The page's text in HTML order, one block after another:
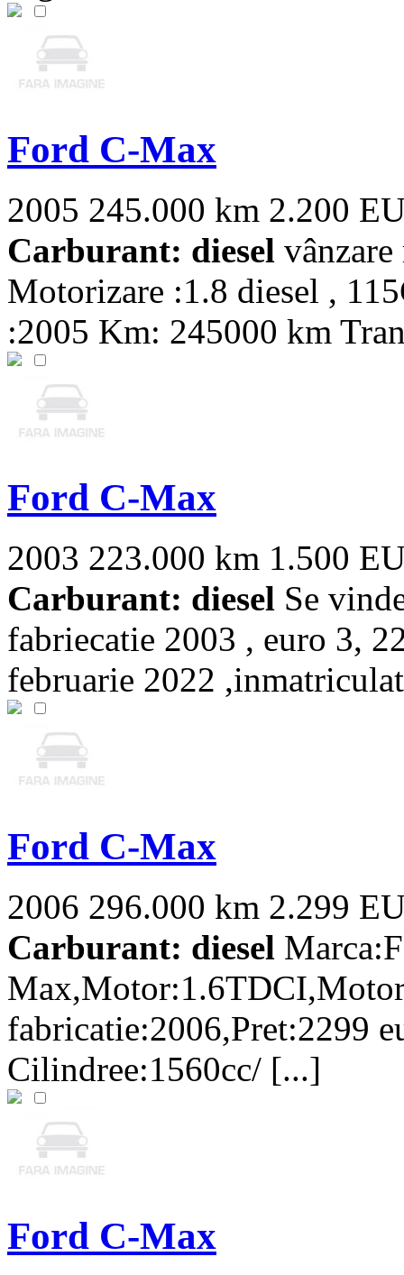
Ford C-Max
2005 245.000 km 2.200
Carburant: diesel
Motorizare :1.8 diesel ,
:2005 Km: 245000 km
Ford C-Max
2003 223.000 km 1.500
Carburant: diesel Se
fabriecatie 2003 , euro 3,
februarie 2022
Ford C-Max
2006 296.000 km 2.299
Carburant: diesel
fabricatie:2006,Pret:2299
Cilindree:1560cc/ [...]
Ford C-Max